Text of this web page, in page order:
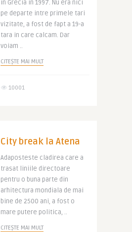
in Grecia in 1997. Nu era nici
pe departe intre primele tari
vizitate, a fost de fapt a 19-a
tara in care calcam. Dar
voiam ..
CITEȘTE MAI MULT
10001
City break la Atena
Adaposteste cladirea care a
trasat liniile directoare
pentru o buna parte din
arhitectura mondiala de mai
bine de 2500 ani, a fost o
mare putere politica, ..
CITEȘTE MAI MULT